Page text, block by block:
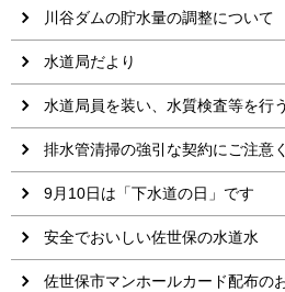
川谷ダムの貯水量の調整について
水道局だより
水道局員を装い、水質検査等を行
排水管清掃の強引な契約にご注意
9月10日は「下水道の日」です
安全でおいしい佐世保の水道水
佐世保市マンホールカード配布の